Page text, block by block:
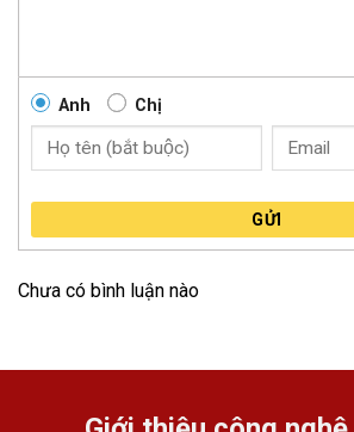
Anh Chị
GỬI
Chưa có bình luận nào